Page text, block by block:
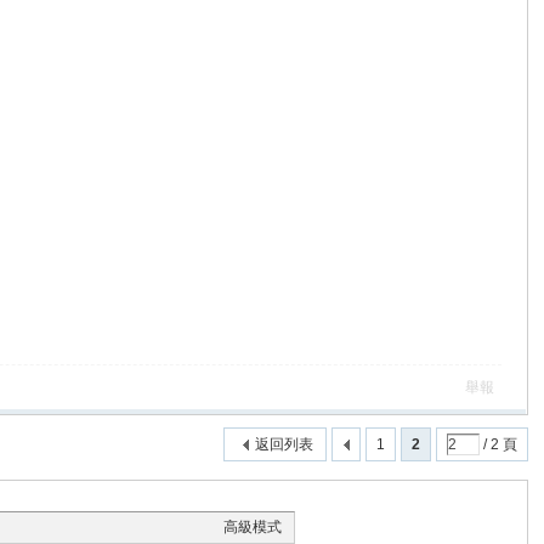
舉報
1 2 / 2 頁
返回列表
高級模式